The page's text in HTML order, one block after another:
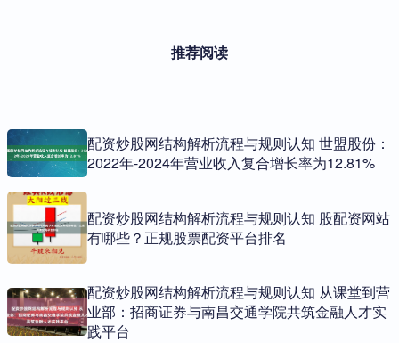
推荐阅读
配资炒股网结构解析流程与规则认知 世盟股份：
2022年-2024年营业收入复合增长率为12.81%
配资炒股网结构解析流程与规则认知 股配资网站
有哪些？正规股票配资平台排名
配资炒股网结构解析流程与规则认知 从课堂到营
业部：招商证券与南昌交通学院共筑金融人才实
践平台